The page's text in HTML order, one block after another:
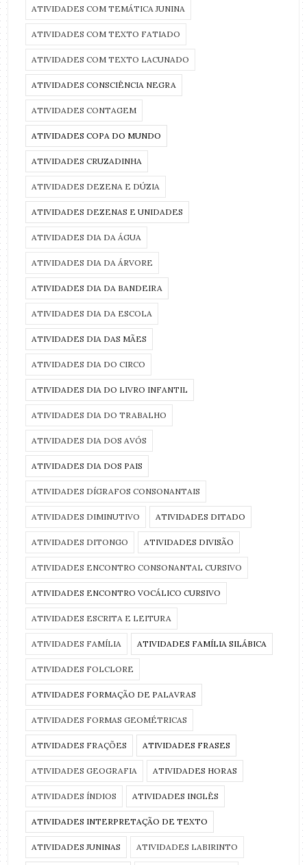
ATIVIDADES COM TEMÁTICA JUNINA
ATIVIDADES COM TEXTO FATIADO
ATIVIDADES COM TEXTO LACUNADO
ATIVIDADES CONSCIÊNCIA NEGRA
ATIVIDADES CONTAGEM
ATIVIDADES COPA DO MUNDO
ATIVIDADES CRUZADINHA
ATIVIDADES DEZENA E DÚZIA
ATIVIDADES DEZENAS E UNIDADES
ATIVIDADES DIA DA ÁGUA
ATIVIDADES DIA DA ÁRVORE
ATIVIDADES DIA DA BANDEIRA
ATIVIDADES DIA DA ESCOLA
ATIVIDADES DIA DAS MÃES
ATIVIDADES DIA DO CIRCO
ATIVIDADES DIA DO LIVRO INFANTIL
ATIVIDADES DIA DO TRABALHO
ATIVIDADES DIA DOS AVÓS
ATIVIDADES DIA DOS PAIS
ATIVIDADES DÍGRAFOS CONSONANTAIS
ATIVIDADES DIMINUTIVO ATIVIDADES DITADO
ATIVIDADES DITONGO ATIVIDADES DIVISÃO
ATIVIDADES ENCONTRO CONSONANTAL CURSIVO
ATIVIDADES ENCONTRO VOCÁLICO CURSIVO
ATIVIDADES ESCRITA E LEITURA
ATIVIDADES FAMÍLIA ATIVIDADES FAMÍLIA SILÁBICA
ATIVIDADES FOLCLORE
ATIVIDADES FORMAÇÃO DE PALAVRAS
ATIVIDADES FORMAS GEOMÉTRICAS
ATIVIDADES FRAÇÕES ATIVIDADES FRASES
ATIVIDADES GEOGRAFIA ATIVIDADES HORAS
ATIVIDADES ÍNDIOS ATIVIDADES INGLÊS
ATIVIDADES INTERPRETAÇÃO DE TEXTO
ATIVIDADES JUNINAS ATIVIDADES LABIRINTO